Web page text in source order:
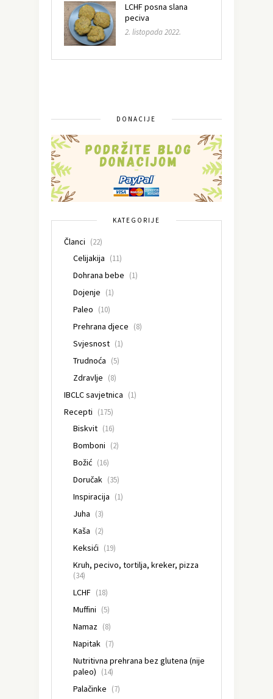
LCHF posna slana
peciva
2. listopada 2022.
DONACIJE
KATEGORIJE
Članci (22)
Celijakija (11)
Dohrana bebe (1)
Dojenje (1)
Paleo (10)
Prehrana djece (8)
Svjesnost (1)
Trudnoća (5)
Zdravlje (8)
IBCLC savjetnica (1)
Recepti (175)
Biskvit (16)
Bomboni (2)
Božić (16)
Doručak (35)
Inspiracija (1)
Juha (3)
Kaša (2)
Keksići (19)
Kruh, pecivo, tortilja, kreker, pizza
(34)
LCHF (18)
Muffini (5)
Namaz (8)
Napitak (7)
Nutritivna prehrana bez glutena (nije
paleo) (14)
Palačinke (7)